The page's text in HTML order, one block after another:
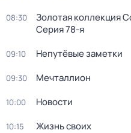
08:30 Золотая коллекция
Серия 78-я
09:10 Непутёвые заметки
09:30 Мечталлион
10:00 Новости
10:15 Жизнь своих